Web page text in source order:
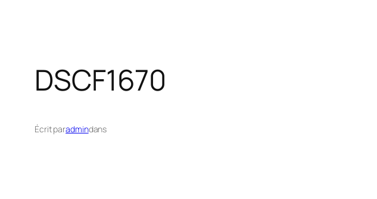
DSCF1670
Écrit paradmindans